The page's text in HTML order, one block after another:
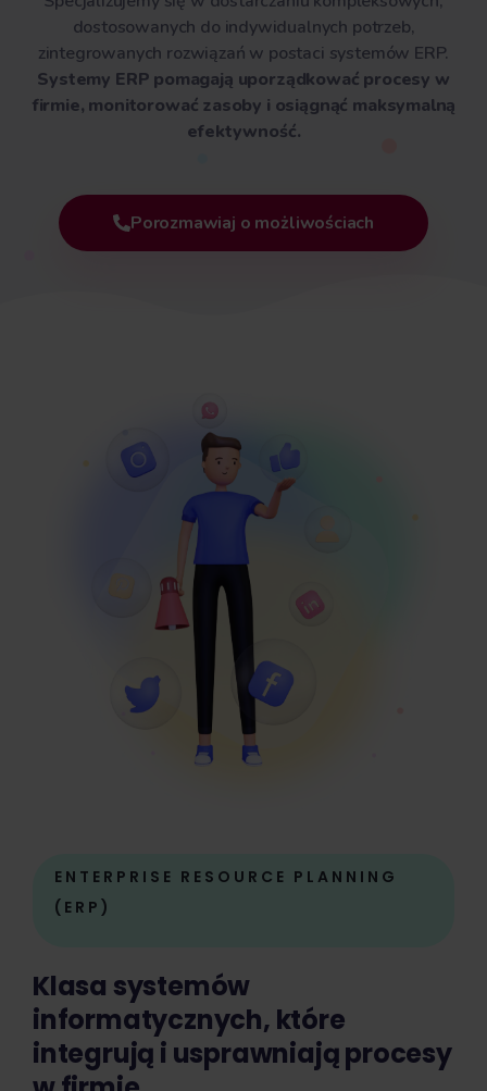
dostosowanych do indywidualnych potrzeb,
zintegrowanych rozwiązań w postaci systemów ERP.
Systemy ERP pomagają uporządkować procesy w
firmie, monitorować zasoby i osiągnąć maksymalną
efektywność.
Porozmawiaj o możliwościach
ENTERPRISE RESOURCE PLANNING
(ERP)
Klasa systemów
informatycznych, które
integrują i usprawniają procesy